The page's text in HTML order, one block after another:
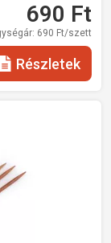
690 Ft
690 Ft/szett
Részletek